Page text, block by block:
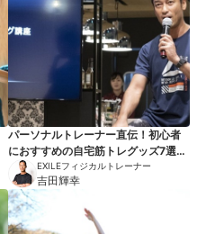
パーソナルトレーナー直伝！初心者
におすすめの自宅筋トレグッズ7選
【これがあればジム通い不要】
EXILEフィジカルトレーナー
吉田輝幸